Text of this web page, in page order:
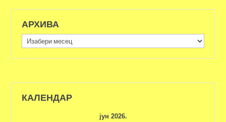
АРХИВА
Архива
КАЛЕНДАР
јун 2026.